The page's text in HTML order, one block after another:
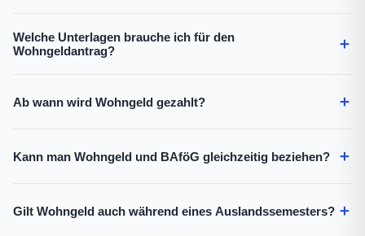
Welche Unterlagen brauche ich für den
Wohngeldantrag?
＋
Ab wann wird Wohngeld gezahlt? ＋
Kann man Wohngeld und BAföG gleichzeitig beziehen? ＋
Gilt Wohngeld auch während eines Auslandssemesters? ＋